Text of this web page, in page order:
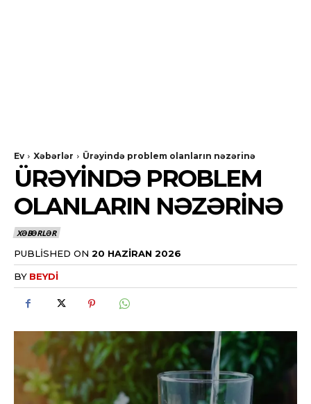
Ev Xəbərlər Ürəyində problem olanların nəzərinə
ÜRƏYINDƏ PROBLEM
OLANLARIN NƏZƏRINƏ
XƏBƏRLƏR
PUBLISHED ON 20 HAZIRAN 2026
BY BEYDI